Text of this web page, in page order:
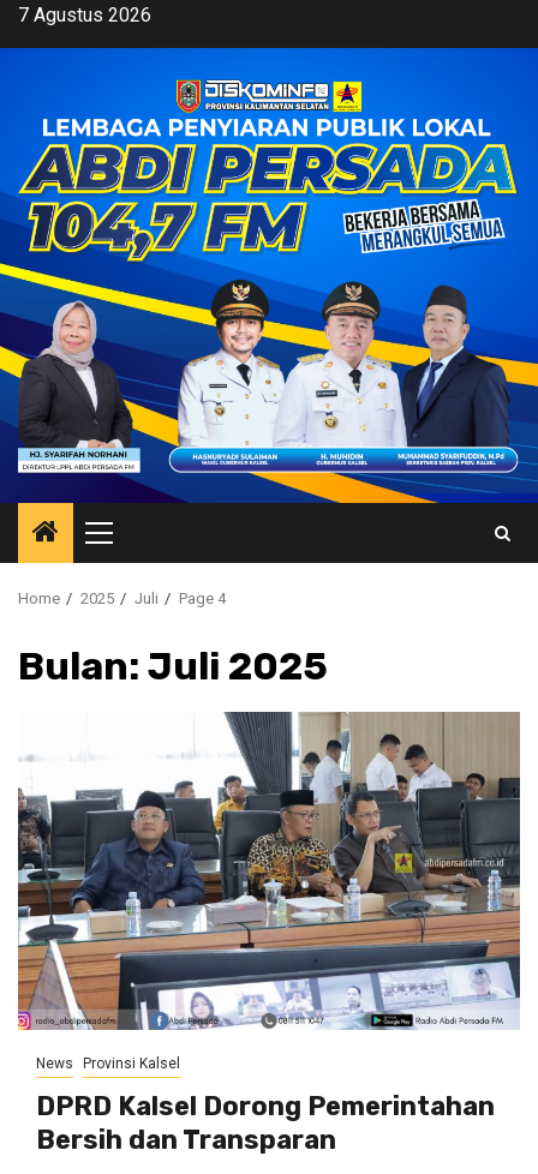
Skip7 Agustus 2026
Primary
Menu
Home 2025 Juli Page 4
Bulan: Juli 2025
News Provinsi Kalsel
DPRD Kalsel Dorong Pemerintahan
Bersih dan Transparan